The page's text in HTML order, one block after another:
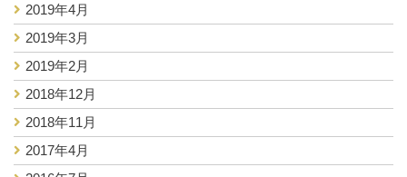
2019年4月
2019年3月
2019年2月
2018年12月
2018年11月
2017年4月